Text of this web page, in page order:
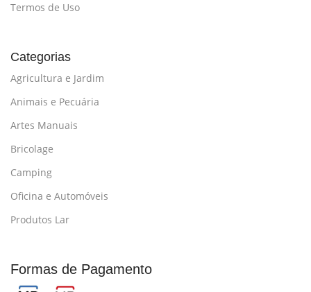
Termos de Uso
Categorias
Agricultura e Jardim
Animais e Pecuária
Artes Manuais
Bricolage
Camping
Oficina e Automóveis
Produtos Lar
Formas de Pagamento